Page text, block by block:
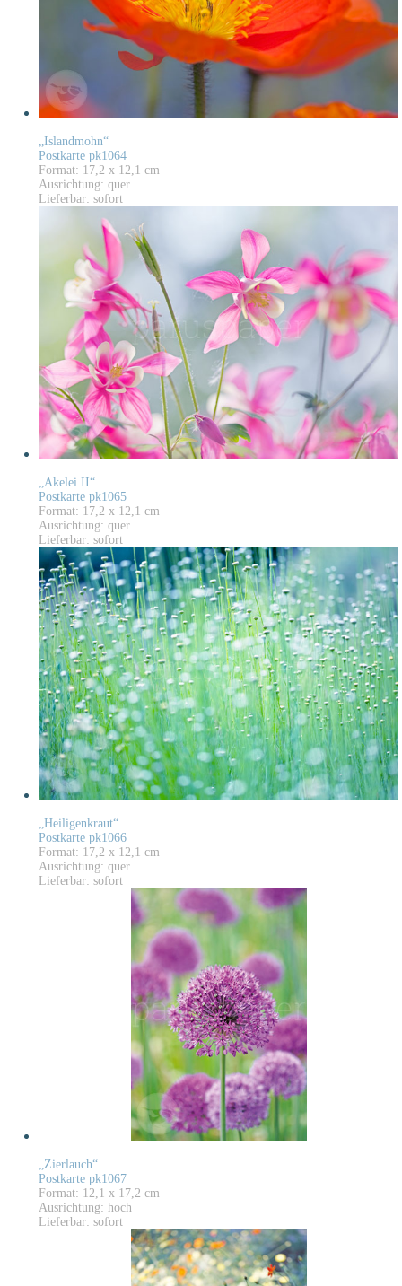
„Islandmohn“
Postkarte pk1064
Format: 17,2 x 12,1 cm
Ausrichtung: quer
Lieferbar: sofort
„Akelei II“
Postkarte pk1065
Format: 17,2 x 12,1 cm
Ausrichtung: quer
Lieferbar: sofort
„Heiligenkraut“
Postkarte pk1066
Format: 17,2 x 12,1 cm
Ausrichtung: quer
Lieferbar: sofort
„Zierlauch“
Postkarte pk1067
Format: 12,1 x 17,2 cm
Ausrichtung: hoch
Lieferbar: sofort